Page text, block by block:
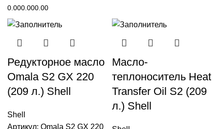
0.000.000.00
Редукторное масло
Omala S2 GX 220
(209 л.) Shell
Shell
Артикул: Omala S2 GX 220
Масло-
теплоноситель Heat
Transfer Oil S2 (209
л.) Shell